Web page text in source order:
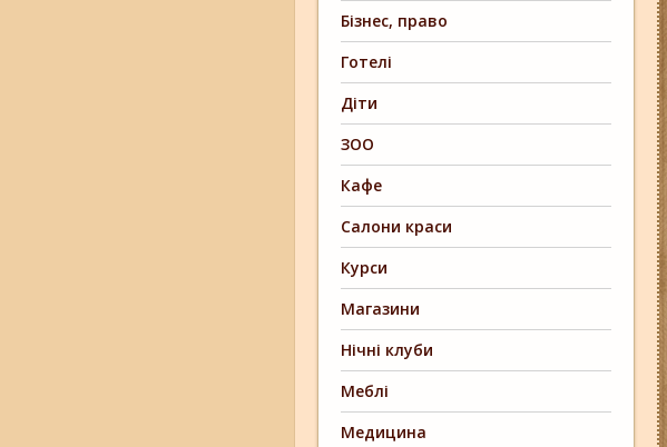
Бізнес, право
Готелі
Діти
ЗОО
Кафе
Салони краси
Курси
Магазини
Нічні клуби
Меблі
Медицина